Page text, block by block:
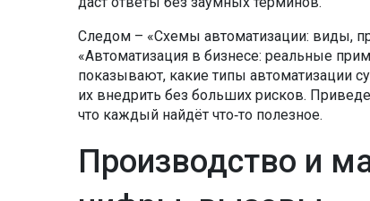
Следом – «Схемы автоматизации: виды,
«Автоматизация в бизнесе: реальные
показывают, какие типы автоматизации
их внедрить без больших рисков.
что каждый найдёт что‑то полезное.
Производство и